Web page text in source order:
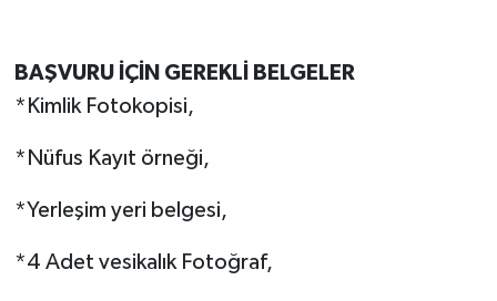
BAŞVURU İÇİN GEREKLİ BELGELER
*Kimlik Fotokopisi,
*Nüfus Kayıt örneği,
*Yerleşim yeri belgesi,
*4 Adet vesikalık Fotoğraf,